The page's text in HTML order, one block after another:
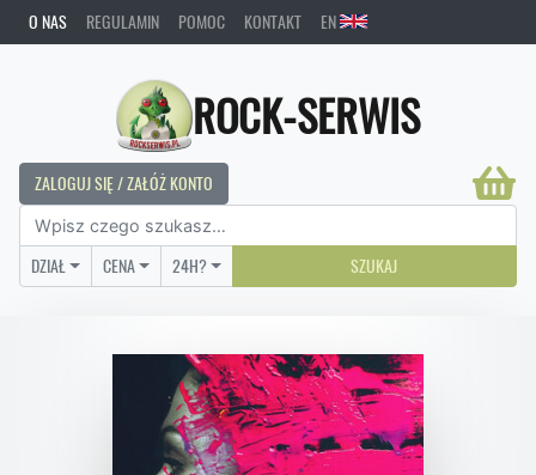
O NAS REGULAMIN POMOC KONTAKT EN
ROCK-SERWIS
ZALOGUJ SIĘ / ZAŁÓŻ KONTO
DZIAŁ CENA 24H? SZUKAJ